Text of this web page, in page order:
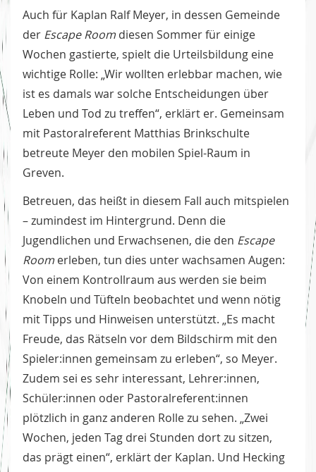
Auch für Kaplan Ralf Meyer, in dessen Gemeinde
der Escape Room diesen Sommer für einige
Wochen gastierte, spielt die Urteilsbildung eine
wichtige Rolle: „Wir wollten erlebbar machen, wie
ist es damals war solche Entscheidungen über
Leben und Tod zu treffen“, erklärt er. Gemeinsam
mit Pastoralreferent Matthias Brinkschulte
betreute Meyer den mobilen Spiel-Raum in
Greven.
Betreuen, das heißt in diesem Fall auch mitspielen
– zumindest im Hintergrund. Denn die
Jugendlichen und Erwachsenen, die den Escape
Room erleben, tun dies unter wachsamen Augen:
Von einem Kontrollraum aus werden sie beim
Knobeln und Tüfteln beobachtet und wenn nötig
mit Tipps und Hinweisen unterstützt. „Es macht
Freude, das Rätseln vor dem Bildschirm mit den
Spieler:innen gemeinsam zu erleben“, so Meyer.
Zudem sei es sehr interessant, Lehrer:innen,
Schüler:innen oder Pastoralreferent:innen
plötzlich in ganz anderen Rolle zu sehen. „Zwei
Wochen, jeden Tag drei Stunden dort zu sitzen,
das prägt einen“, erklärt der Kaplan. Und Hecking